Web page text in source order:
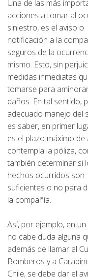
Una de las más
acciones a tomar al
siniestro, es el aviso o
notificación a la
seguros de la
mismo. Esto, sin
medidas inmediatas
tomarse para
daños. En tal sentido,
adecuado manejo del
es saber, en primer
es el plazo máximo de
contempla la póliza,
también determinar si
hechos ocurridos son
suficientes o no para
la compañía.
Así, por ejemplo, en
no cabe duda alguna
además de llamar al
Bomberos y a
Chile, se debe dar el